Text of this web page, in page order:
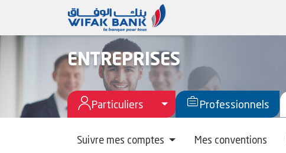
ENTREPRISES
Particuliers Toggle Menu Particuliers
Professionnels
Suivre mes comptes Mes conventions